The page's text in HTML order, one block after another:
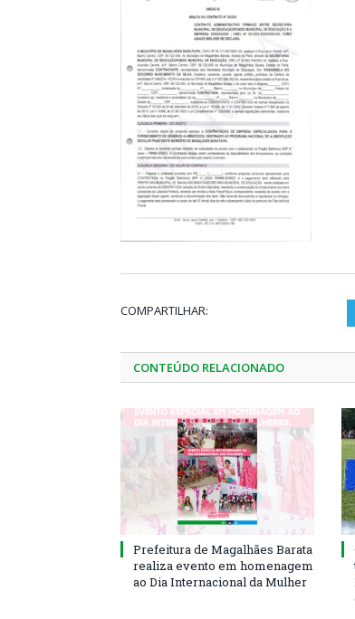
COMPARTILHAR:
CONTEÚDO RELACIONADO
Prefeitura de Magalhães Barata
realiza evento em homenagem
ao Dia Internacional da Mulher